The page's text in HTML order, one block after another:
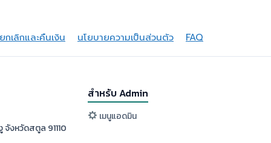
กเลิกและคืนเงิน นโยบายความเป็นส่วนตัว FAQ
จังหวัดสตูล 91110
สำหรับ Admin
เมนูแอดมิน